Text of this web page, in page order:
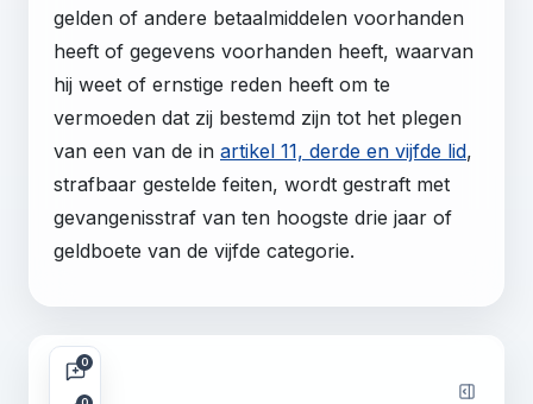
gelden of andere betaalmiddelen voorhanden
heeft of gegevens voorhanden heeft, waarvan
hij weet of ernstige reden heeft om te
vermoeden dat zij bestemd zijn tot het plegen
van een van de in artikel 11, derde en vijfde lid,
strafbaar gestelde feiten, wordt gestraft met
gevangenisstraf van ten hoogste drie jaar of
geldboete van de vijfde categorie.
0